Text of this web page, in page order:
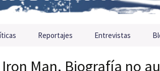
Reportajes Entrevistas
Man. Biografía no